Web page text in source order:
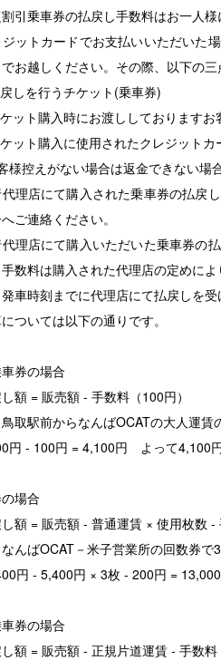
引乗車券の払戻し手数料はお一人様
ットカードでお支払いいただいた
お越しください。その際、以下の三
しを行うチケット(乗車券)
ット購入時にお渡ししておりますお
ット購入に使用されたクレジットカ
様控えがない場合は返金できない場
理店にて購入された乗車券の払戻
ご連絡ください。
理店にて購入いただいた乗車券の
数料は購入された代理店の定めによ
車時刻までに代理店にて払戻しを
ついては以下の通りです。
券の場合
額 = 販売額 - 手数料（100円）
取駅前からなんばOCATの大人運賃
円 - 100円 = 4,100円 よって4,100円
場合
額 = 販売額 - 普通運賃 × 使用枚数 -
んばOCAT－米子営業所の回数券で
円 - 5,400円 × 3枚 - 200円 =
券の場合
額 = 販売額 - 正規片道運賃 - 手数料